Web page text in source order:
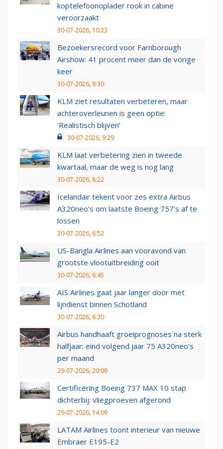
koptelefoonoplader rook in cabine
veroorzaakt
30-07-2026, 10:23
Bezoekersrecord voor Farnborough
Airshow: 41 procent meer dan de vorige
keer
30-07-2026, 9:30
KLM ziet resultaten verbeteren, maar
achteroverleunen is geen optie:
‘Realistisch blijven’
30-07-2026, 9:29
KLM laat verbetering zien in tweede
kwartaal, maar de weg is nog lang
30-07-2026, 8:22
Icelandair tekent voor zes extra Airbus
A320neo's om laatste Boeing 757's af te
lossen
30-07-2026, 6:52
US-Bangla Airlines aan vooravond van
grootste vlootuitbreiding ooit
30-07-2026, 6:45
AIS Airlines gaat jaar langer door met
lijndienst binnen Schotland
30-07-2026, 6:30
Airbus handhaaft groeiprognoses na sterk
halfjaar: eind volgend jaar 75 A320neo’s
per maand
29-07-2026, 20:09
Certificering Boeing 737 MAX 10 stap
dichterbij: vliegproeven afgerond
29-07-2026, 14:09
LATAM Airlines toont interieur van nieuwe
Embraer E195-E2